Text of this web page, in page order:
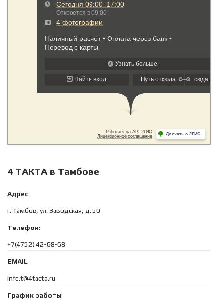
4 ТАКТА в Тамбове
Адрес
г. Тамбов, ул. Заводская, д. 50
Телефон:
+7(4752) 42-68-68
EMAIL
info.t@4tacta.ru
График работы